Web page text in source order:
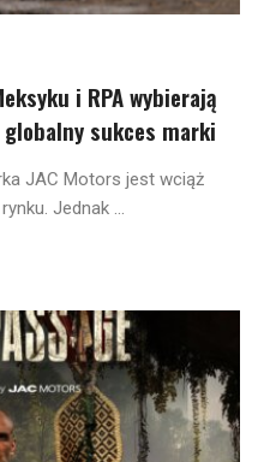
i RPA wybierają
sukces marki
JAC Motors jest wciąż
Jednak ...